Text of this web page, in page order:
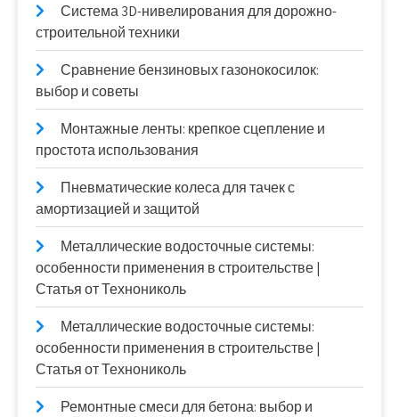
Система 3D-нивелирования для дорожно-
строительной техники
Сравнение бензиновых газонокосилок:
выбор и советы
Монтажные ленты: крепкое сцепление и
простота использования
Пневматические колеса для тачек с
амортизацией и защитой
Металлические водосточные системы:
особенности применения в строительстве |
Статья от Технониколь
Металлические водосточные системы:
особенности применения в строительстве |
Статья от Технониколь
Ремонтные смеси для бетона: выбор и